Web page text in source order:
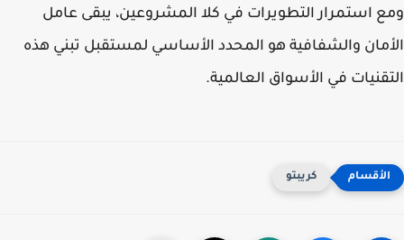
استمرار التطويرات في كلا المشروعين، يبقى عامل
والشفافية هو المحدد الأساسي لمستقبل تبني هذه
في الأسواق العالمية.
كريبتو